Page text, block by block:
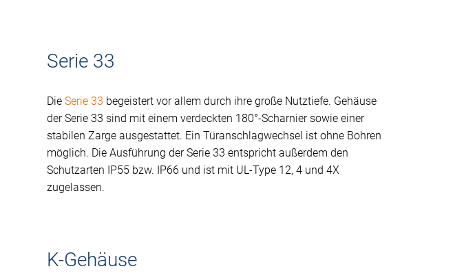
Serie 33
Die Serie 33 begeistert vor allem durch ihre große Nutztiefe. Gehäuse
der Serie 33 sind mit einem verdeckten 180°-Scharnier sowie einer
stabilen Zarge ausgestattet. Ein Türanschlagwechsel ist ohne Bohren
möglich. Die Ausführung der Serie 33 entspricht außerdem den
Schutzarten IP55 bzw. IP66 und ist mit UL-Type 12, 4 und 4X
zugelassen.
K-Gehäuse